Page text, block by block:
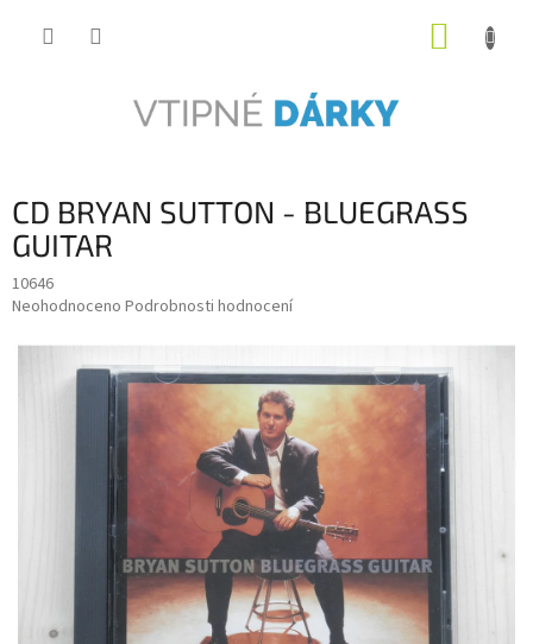
CD BRYAN SUTTON - BLUEGRASS
GUITAR
10646
Průměrné
produktu
Neohodnoceno Podrobnosti hodnocení